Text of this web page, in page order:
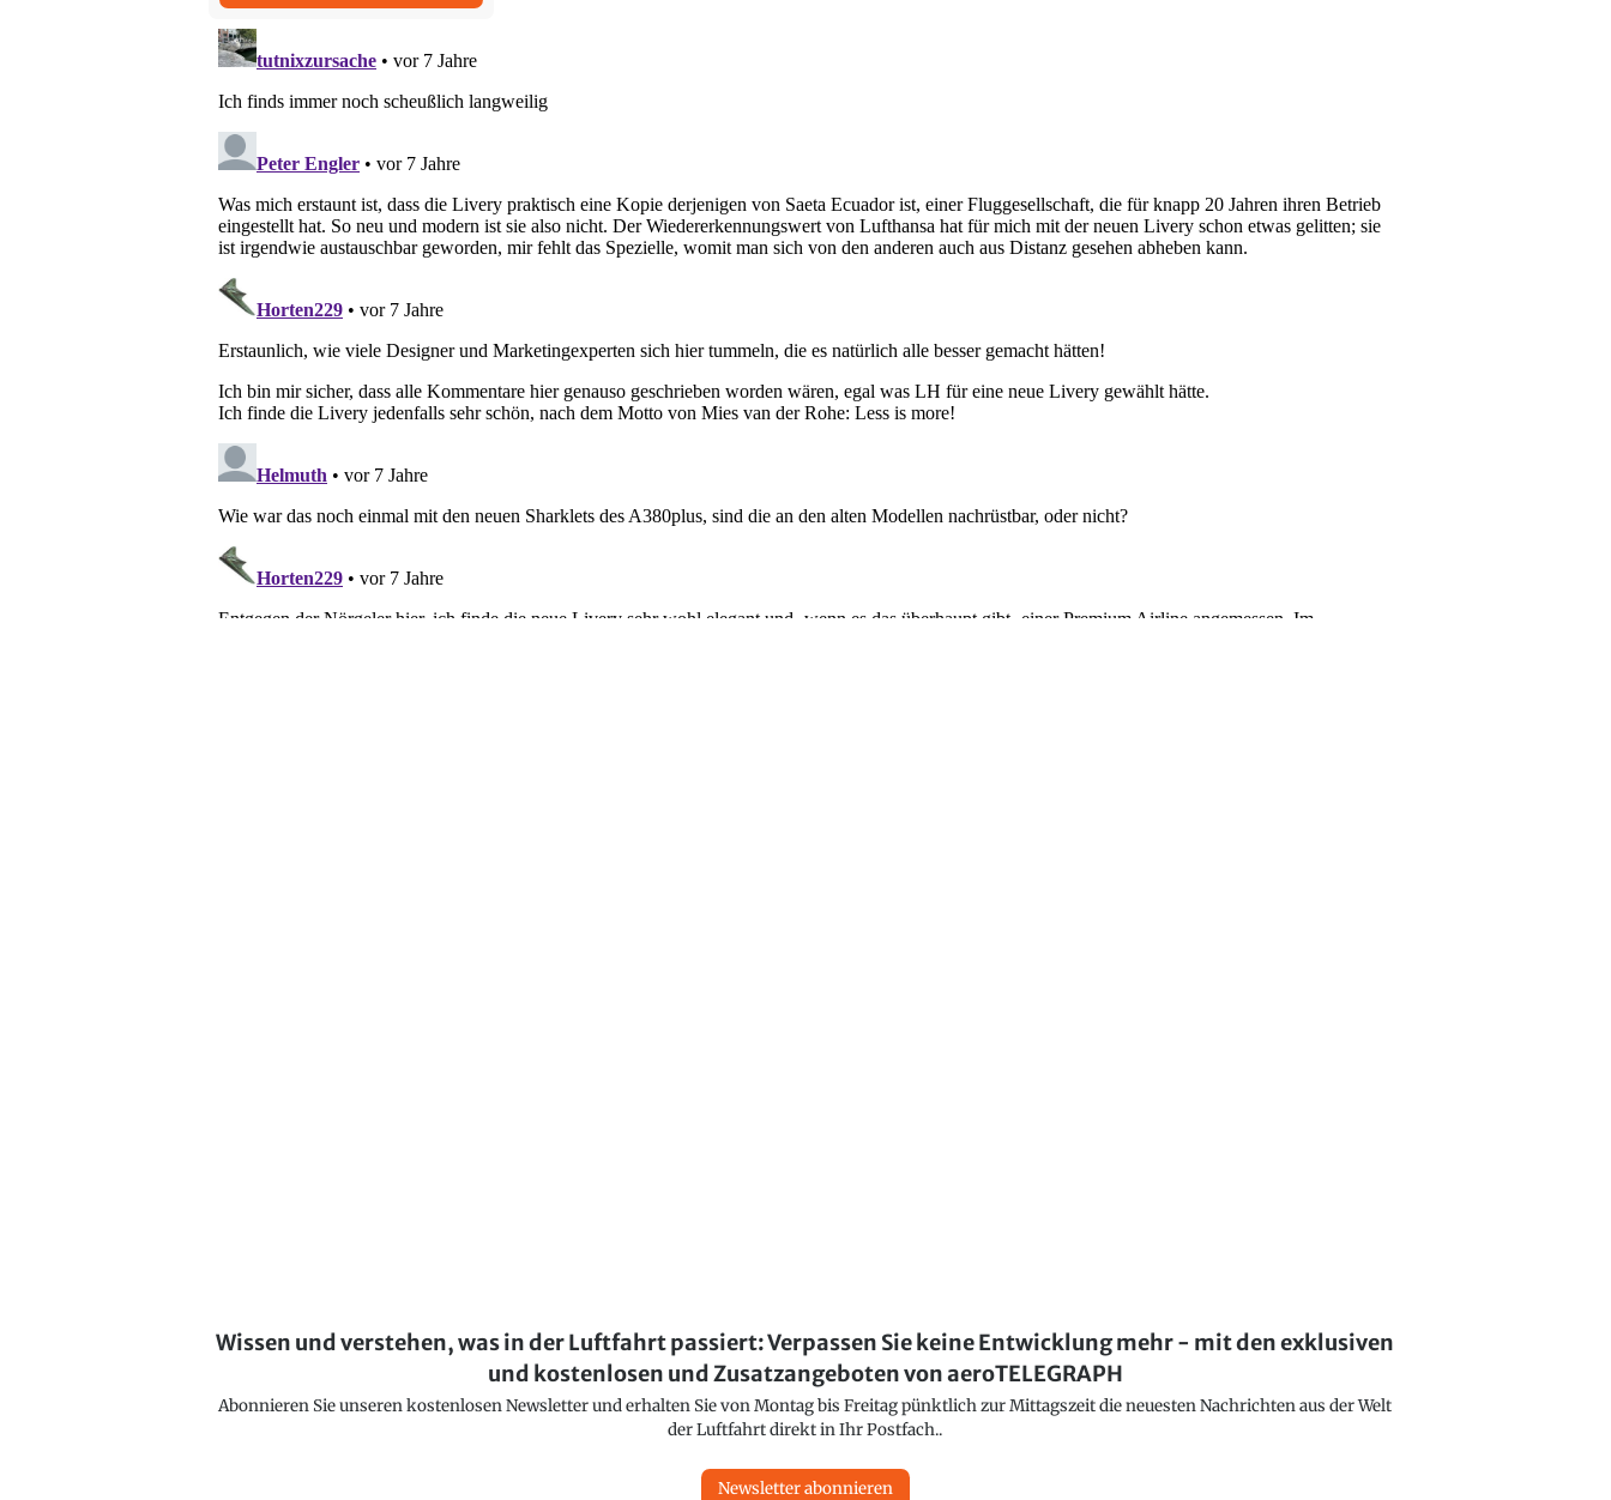
Wissen und verstehen, was in der Luftfahrt passiert: Verpassen Sie keine Entwicklung mehr - mit den exklusiven
und kostenlosen und Zusatzangeboten von aeroTELEGRAPH
Abonnieren Sie unseren kostenlosen Newsletter und erhalten Sie von Montag bis Freitag pünktlich zur Mittagszeit die neuesten Nachrichten aus der Welt
der Luftfahrt direkt in Ihr Postfach..
Newsletter abonnieren